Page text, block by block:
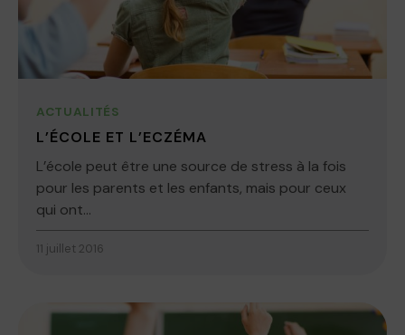
ACTUALITÉS
L’ÉCOLE ET L’ECZÉMA
L’école peut être une source de stress à la fois
pour les parents et les enfants, mais pour ceux
qui ont...
11 juillet 2016